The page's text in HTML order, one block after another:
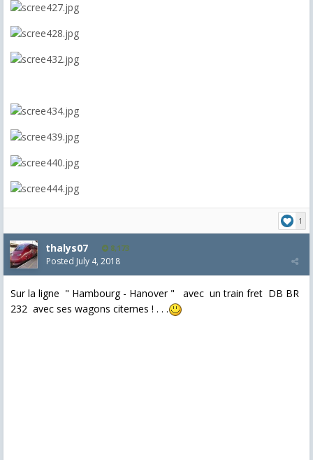
1
thalys07 8,173
Posted July 4, 2018
Sur la ligne " Hambourg - Hanover " avec un train fret DB BR
232 avec ses wagons citernes ! . . .